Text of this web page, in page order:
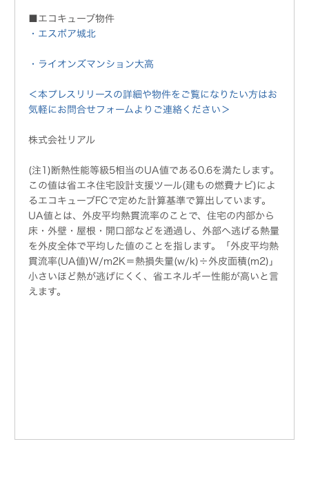
■エコキューブ物件
・エスポア城北
・ライオンズマンション大高
＜本プレスリリースの詳細や物件をご覧になりたい方はお
気軽にお問合せフォームよりご連絡ください＞
株式会社リアル
(注1)断熱性能等級5相当のUA値である0.6を満たします。
この値は省エネ住宅設計支援ツール(建もの燃費ナビ)によ
るエコキューブFCで定めた計算基準で算出しています。
UA値とは、外皮平均熱貫流率のことで、住宅の内部から
床・外壁・屋根・開口部などを通過し、外部へ逃げる熱量
を外皮全体で平均した値のことを指します。「外皮平均熱
貫流率(UA値)W/m2K＝熱損失量(w/k)÷外皮面積(m2)」
小さいほど熱が逃げにくく、省エネルギー性能が高いと言
えます。